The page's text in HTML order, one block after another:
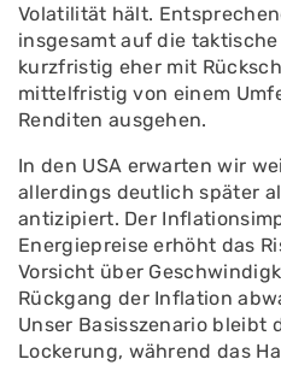
Volatilität hält.
insgesamt auf die
kurzfristig eher mit
mittelfristig von einem
Renditen ausgehen.
In den USA erwarten wir
allerdings deutlich später
antizipiert. Der
Energiepreise erhöht das
Vorsicht über
Rückgang der Inflation
Unser Basisszenario bleibt
Lockerung, während das